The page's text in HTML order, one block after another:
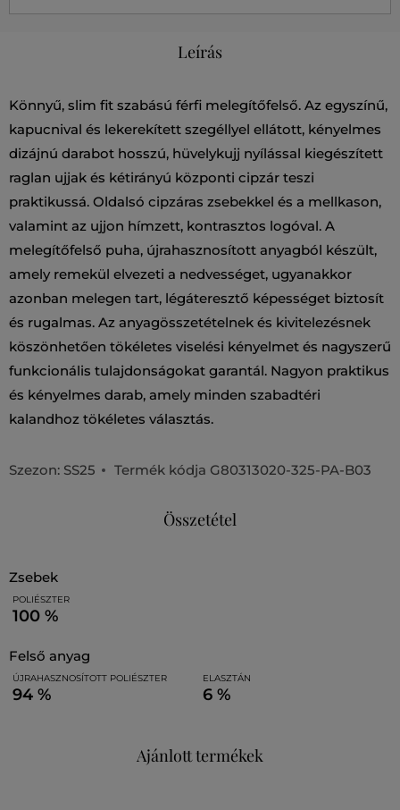
Leírás
Könnyű, slim fit szabású férfi melegítőfelső. Az egyszínű,
kapucnival és lekerekített szegéllyel ellátott, kényelmes
dizájnú darabot hosszú, hüvelykujj nyílással kiegészített
raglan ujjak és kétirányú központi cipzár teszi
praktikussá. Oldalsó cipzáras zsebekkel és a mellkason,
valamint az ujjon hímzett, kontrasztos logóval. A
melegítőfelső puha, újrahasznosított anyagból készült,
amely remekül elvezeti a nedvességet, ugyanakkor
azonban melegen tart, légáteresztő képességet biztosít
és rugalmas. Az anyagösszetételnek és kivitelezésnek
köszönhetően tökéletes viselési kényelmet és nagyszerű
funkcionális tulajdonságokat garantál. Nagyon praktikus
és kényelmes darab, amely minden szabadtéri
kalandhoz tökéletes választás.
Szezon: SS25 Termék kódja G80313020-325-PA-B03
Összetétel
zsebek
POLIÉSZTER
100 %
felső anyag
ÚJRAHASZNOSÍTOTT POLIÉSZTER
94 %
ELASZTÁN
6 %
Ajánlott termékek